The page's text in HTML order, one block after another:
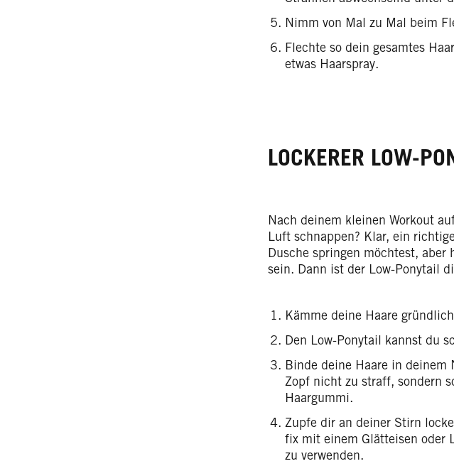
Nimm von Mal zu Mal beim
Flechte so dein gesamtes
etwas Haarspray.
LOCKERER LOW-
Nach deinem kleinen Workout
Luft schnappen? Klar, ein
Dusche springen möchtest,
sein. Dann ist der Low-Ponytail
Kämme deine Haare
Den Low-Ponytail kannst du
Binde deine Haare in deinem
Zopf nicht zu straff, sondern
Haargummi.
Zupfe dir an deiner Stirn
fix mit einem Glätteisen oder
zu verwenden.